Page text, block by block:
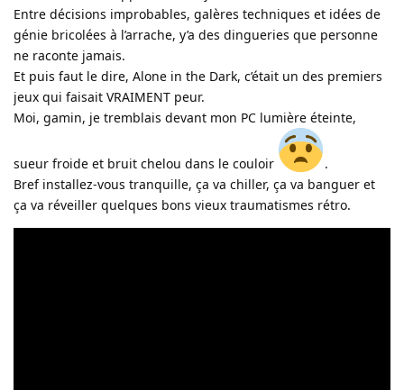
Entre décisions improbables, galères techniques et idées de
génie bricolées à l’arrache, y’a des dingueries que personne
ne raconte jamais.
Et puis faut le dire, Alone in the Dark, c’était un des premiers
jeux qui faisait VRAIMENT peur.
Moi, gamin, je tremblais devant mon PC lumière éteinte,
sueur froide et bruit chelou dans le couloir
.
Bref installez-vous tranquille, ça va chiller, ça va banguer et
ça va réveiller quelques bons vieux traumatismes rétro.